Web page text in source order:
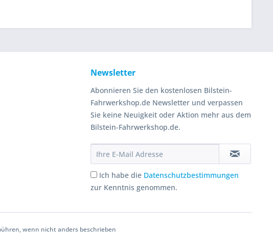
Newsletter
Abonnieren Sie den kostenlosen Bilstein-
Fahrwerkshop.de Newsletter und verpassen
Sie keine Neuigkeit oder Aktion mehr aus dem
Bilstein-Fahrwerkshop.de.
Ich habe die Datenschutzbestimmungen
zur Kenntnis genommen.
wenn nicht anders beschrieben